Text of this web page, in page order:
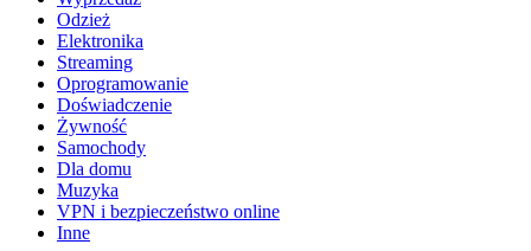
Odzież
Elektronika
Streaming
Oprogramowanie
Doświadczenie
Żywność
Samochody
Dla domu
Muzyka
VPN i bezpieczeństwo online
Inne